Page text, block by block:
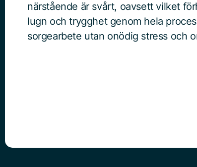
närstående är svårt, oavsett vilket
lugn och trygghet genom hela
sorgearbete utan onödig stress och